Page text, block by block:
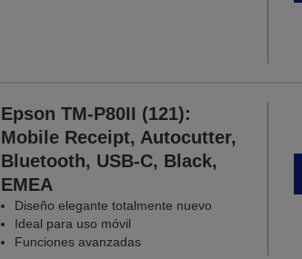
Epson TM-P80II (121):
Mobile Receipt, Autocutter,
Bluetooth, USB-C, Black,
EMEA
Diseño elegante totalmente nuevo
Ideal para uso móvil
Funciones avanzadas